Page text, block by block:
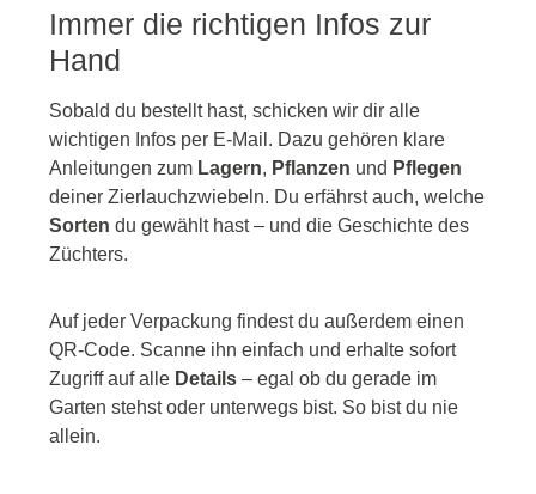
Immer die richtigen Infos zur
Hand
Sobald du bestellt hast, schicken wir dir alle
wichtigen Infos per E-Mail. Dazu gehören klare
Anleitungen zum Lagern, Pflanzen und Pflegen
deiner Zierlauchzwiebeln. Du erfährst auch, welche
Sorten du gewählt hast – und die Geschichte des
Züchters.
Auf jeder Verpackung findest du außerdem einen
QR-Code. Scanne ihn einfach und erhalte sofort
Zugriff auf alle Details – egal ob du gerade im
Garten stehst oder unterwegs bist. So bist du nie
allein.